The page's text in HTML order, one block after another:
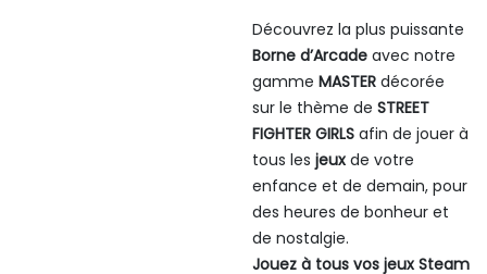
Découvrez la plus puissante
Borne d’Arcade avec notre
gammeMASTER décorée
sur le thème deSTREET
FIGHTER GIRLS afin de jouer à
tous lesjeux de votre
enfance et de demain, pour
des heures de bonheur et
de nostalgie.
Jouez à tous vos jeux Steam